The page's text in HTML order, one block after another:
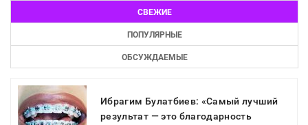
СВЕЖИЕ
ПОПУЛЯРНЫЕ
ОБСУЖДАЕМЫЕ
Ибрагим Булатбиев: «Самый лучший
результат — это благодарность